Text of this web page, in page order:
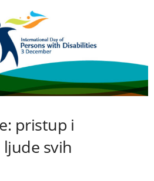
pristup i
ljude svih